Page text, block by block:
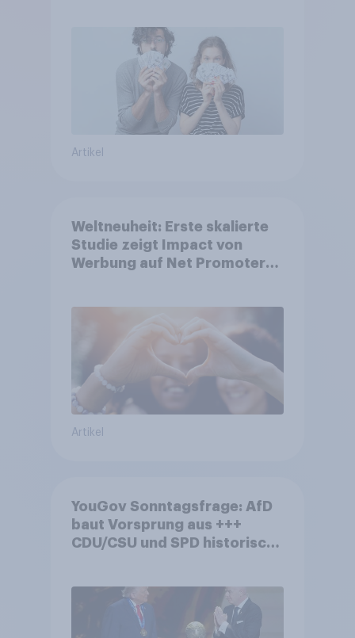
Artikel
Weltneuheit: Erste skalierte
Studie zeigt Impact von
Werbung auf Net Promoter
Artikel
YouGov Sonntagsfrage: AfD
baut Vorsprung aus +++
CDU/CSU und SPD historisch
Fußball-WM ohne Politik